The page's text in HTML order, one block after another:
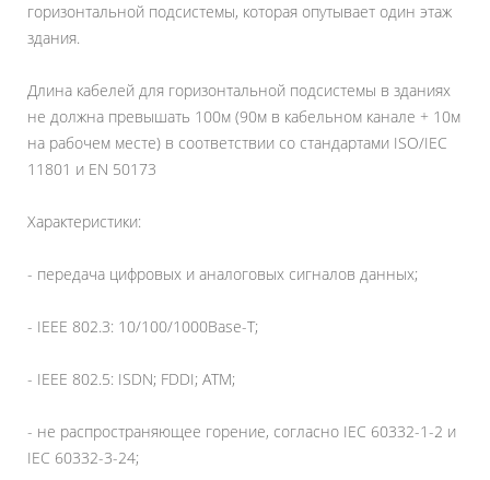
горизонтальной подсистемы, которая опутывает один этаж
здания.
Длина кабелей для горизонтальной подсистемы в зданиях
не должна превышать 100м (90м в кабельном канале + 10м
на рабочем месте) в соответствии со стандартами ISO/IEC
11801 и EN 50173
Характеристики:
- передача цифровых и аналоговых сигналов данных;
- IEEE 802.3: 10/100/1000Base-T;
- IEEE 802.5: ISDN; FDDI; ATM;
- не распространяющее горение, согласно IEC 60332-1-2 и
IEC 60332-3-24;